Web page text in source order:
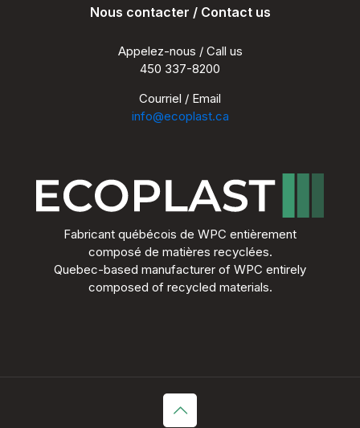
Nous contacter / Contact us
Appelez-nous / Call us
450 337-8200
Courriel / Email
info@ecoplast.ca
Fabricant québécois de WPC entièrement
composé de matières recyclées.
Quebec-based manufacturer of WPC entirely
composed of recycled materials.